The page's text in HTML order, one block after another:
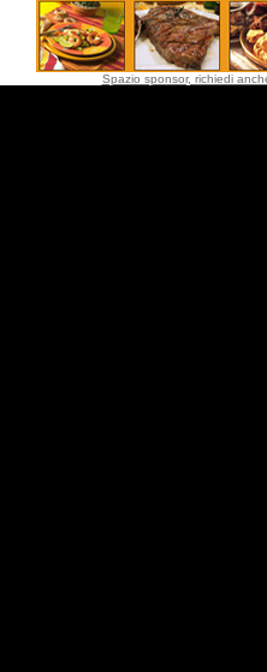
Spazio sponsor, richiedi